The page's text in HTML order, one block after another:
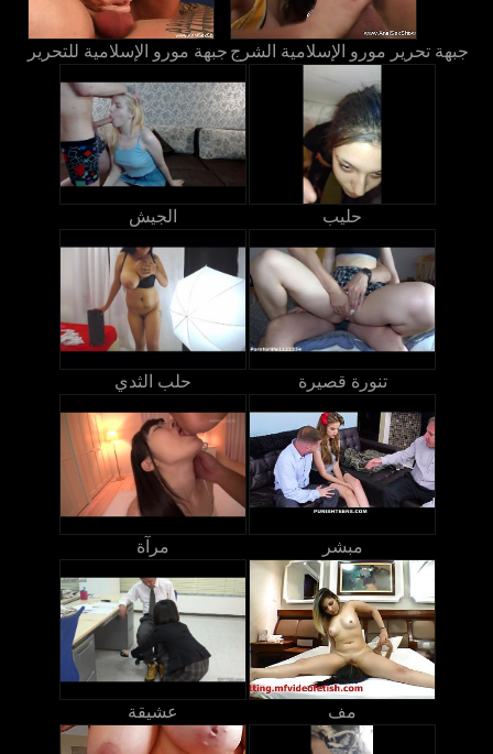
جبهة مورو الإسلامية للتحرير جبهة تحرير مورو الإسلامية الشرج
الجيش حليب
حلب الثدي تنورة قصيرة
مرآة مبشر
عشيقة مف